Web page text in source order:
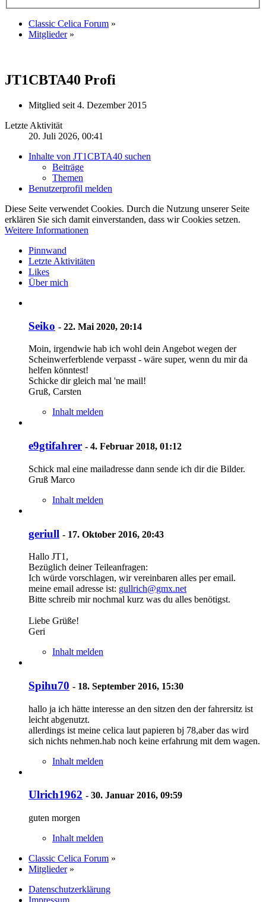
Classic Celica Forum »
Mitglieder »
JT1CBTA40 Profi
Mitglied seit 4. Dezember 2015
Letzte Aktivität
20. Juli 2026, 00:41
Inhalte von JT1CBTA40 suchen
Beiträge
Themen
Benutzerprofil melden
Diese Seite verwendet Cookies. Durch die Nutzung unserer Seite
erklären Sie sich damit einverstanden, dass wir Cookies setzen.
Weitere Informationen
Pinnwand
Letzte Aktivitäten
Likes
Über mich
Seiko - 22. Mai 2020, 20:14
Moin, irgendwie hab ich wohl dein Angebot wegen der
Scheinwerferblende verpasst - wäre super, wenn du mir da
helfen könntest!
Schicke dir gleich mal 'ne mail!
Gruß, Carsten
Inhalt melden
e9gtifahrer - 4. Februar 2018, 01:12
Schick mal eine mailadresse dann sende ich dir die Bilder.
Gruß Marco
Inhalt melden
geriull - 17. Oktober 2016, 20:43
Hallo JT1,
Bezüglich deiner Teileanfragen:
Ich würde vorschlagen, wir vereinbaren alles per email.
meine email adresse ist: gullrich@gmx.net
Bitte schreib mir nochmal kurz was du alles benötigst.
Liebe Grüße!
Geri
Inhalt melden
Spihu70 - 18. September 2016, 15:30
hallo ja ich hätte interesse an den sitzen den der fahrersitz ist
leicht abgenutzt.
allerdings ist meine celica laut papieren bj 78,aber das wird
sich nichts nehmen.hab noch keine erfahrung mit dem wagen.
Inhalt melden
Ulrich1962 - 30. Januar 2016, 09:59
guten morgen
Inhalt melden
Classic Celica Forum »
Mitglieder »
Datenschutzerklärung